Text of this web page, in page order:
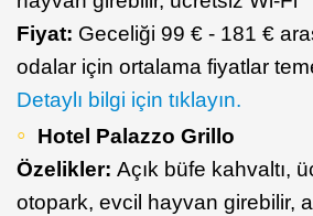
Fiyat: Geceliği 99 € - 181 €
odalar için ortalama fiyatlar
​Detaylı bilgi için tıklayın.
Hotel Palazzo Grillo
Özelikler: Açık büfe kahvaltı,
otopark, evcil hayvan girebilir,